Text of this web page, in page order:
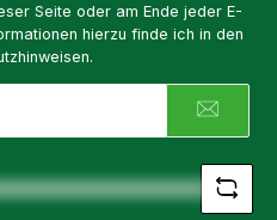
Seite oder am Ende jeder E-
hierzu finde ich in den